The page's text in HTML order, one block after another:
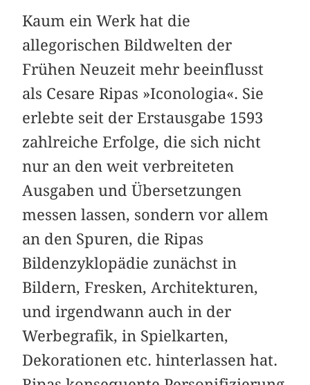
Kaum ein Werk hat die
allegorischen Bildwelten der
Frühen Neuzeit mehr beeinflusst
als Cesare Ripas »Iconologia«. Sie
erlebte seit der Erstausgabe 1593
zahlreiche Erfolge, die sich nicht
nur an den weit verbreiteten
Ausgaben und Übersetzungen
messen lassen, sondern vor allem
an den Spuren, die Ripas
Bildenzyklopädie zunächst in
Bildern, Fresken, Architekturen,
und irgendwann auch in der
Werbegrafik, in Spielkarten,
Dekorationen etc. hinterlassen hat.